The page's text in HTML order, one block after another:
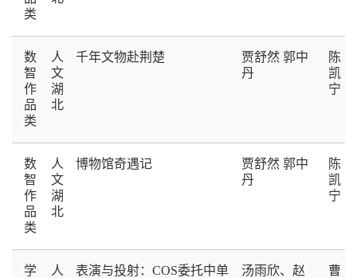
类
数
智
作
品
类
人
文
湖
北
千年文物赴荆楚
贾舒然 郭中
丹
陈
凯
宁
数
智
作
品
类
人
文
湖
北
博物馆奇遇记
贾舒然 郭中
丹
陈
凯
宁
学
人
表演与投射：COS委托中单
汤雨欣、赵
曹